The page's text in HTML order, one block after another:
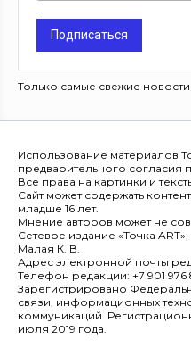
Подписаться
Только самые свежие
Использование материалов
предварительного согласия
Все права на картинки и
Сайт может содержать
младше 16 лет.
Мнение авторов может не
Сетевое издание «Точка
Малая К. В.
Адрес электронной почты
Телефон редакции: +7 901 976
Зарегистрировано
связи, информационных
коммуникаций.
июля 2019 года.